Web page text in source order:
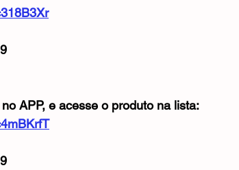
APP, e acesse o produto na lista: